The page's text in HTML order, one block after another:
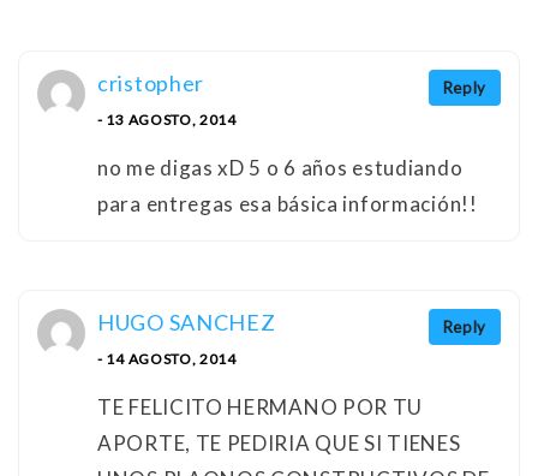
Reply
cristopher
- 13 AGOSTO, 2014
no me digas xD 5 o 6 años estudiando
para entregas esa básica información!!
Reply
HUGO SANCHEZ
- 14 AGOSTO, 2014
TE FELICITO HERMANO POR TU
APORTE, TE PEDIRIA QUE SI TIENES